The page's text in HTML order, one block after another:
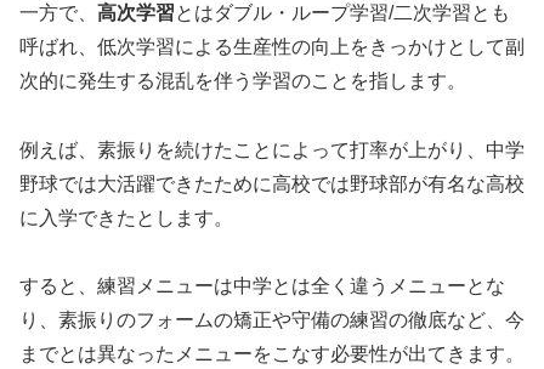
一方で、 高次学習とはダブル・ループ学習/二次学習とも
呼ばれ、低次学習による生産性の向上をきっかけとして副
次的に発生する混乱を伴う学習のことを指します。
例えば、素振りを続けたことによって打率が上がり、中学
野球では大活躍できたために高校では野球部が有名な高校
に入学できたとします。
すると、練習メニューは中学とは全く違うメニューとな
り、素振りのフォームの矯正や守備の練習の徹底など、今
までとは異なったメニューをこなす必要性が出てきます。